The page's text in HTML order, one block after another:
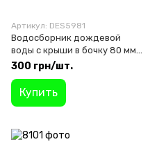
Артикул: DES5981
Водосборник дождевой
воды с крыши в бочку 80 мм
Garden Line DES5981
300 грн/шт.
Купить